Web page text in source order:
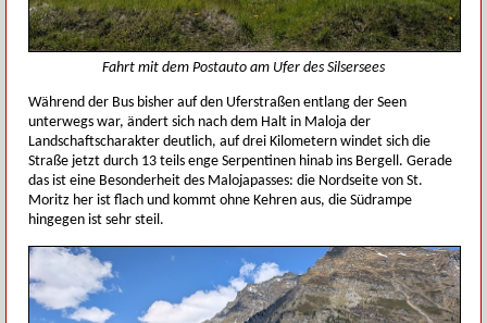
Fahrt mit dem Postauto am Ufer des Silsersees
Während der Bus bisher auf den Uferstraßen entlang der Seen
unterwegs war, ändert sich nach dem Halt in Maloja der
Landschaftscharakter deutlich, auf drei Kilometern windet sich die
Straße jetzt durch 13 teils enge Serpentinen hinab ins Bergell. Gerade
das ist eine Besonderheit des Malojapasses: die Nordseite von St.
Moritz her ist flach und kommt ohne Kehren aus, die Südrampe
hingegen ist sehr steil.